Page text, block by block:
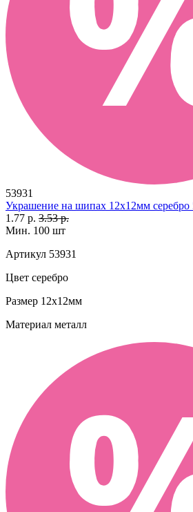
53931
Украшение на шипах 12х12мм серебро
1.77 р. 3.53 р.
Мин. 100 шт
Артикул 53931
Цвет серебро
Размер 12х12мм
Материал металл